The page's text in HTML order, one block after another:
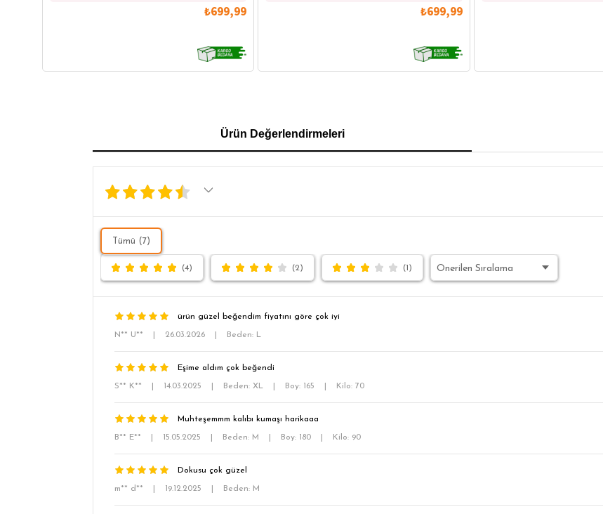
₺699,99 ₺699,99
Ürün Değerlendirmeleri
Tümü (7)
(4) (2) (1)
ürün güzel beğendim fiyatını göre çok iyi
N** U** 26.03.2026 Beden: L
Eşime aldım çok beğendi
S** K** 14.03.2025 Beden: XL Boy: 165 Kilo: 70
Muhteşemmm kalıbı kumaşı harikaaa
B** E** 15.05.2025 Beden: M Boy: 180 Kilo: 90
Dokusu çok güzel
m** d** 19.12.2025 Beden: M